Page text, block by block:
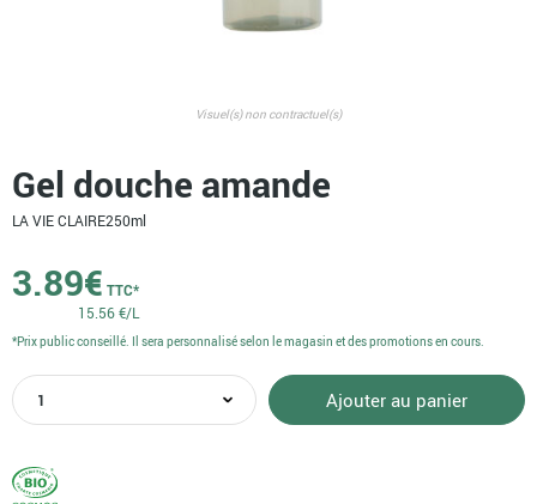
Visuel(s) non contractuel(s)
Gel douche amande
LA VIE CLAIRE250ml
3.89€ TTC*
15.56 €/L
quantité
de
douche
amande
Ajouter au panier
*Prix public conseillé. Il sera personnalisé selon le magasin et des promotions en cours.